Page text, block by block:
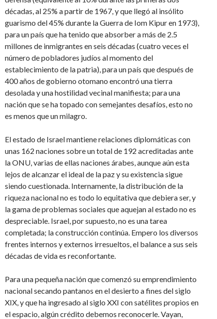
décadas, al 25% a partir de 1967, y que llegó al insólito
guarismo del 45% durante la Guerra de Iom Kipur en 1973),
para un país que ha tenido que absorber a más de 2.5
millones de inmigrantes en seis décadas (cuatro veces el
número de pobladores judíos al momento del
establecimiento de la patria), para un país que después de
400 años de gobierno otomano encontró una tierra
desolada y una hostilidad vecinal manifiesta; para una
nación que se ha topado con semejantes desafíos, esto no
es menos que un milagro.
El estado de Israel mantiene relaciones diplomáticas con
unas 162 naciones sobre un total de 192 acreditadas ante
la ONU, varias de ellas naciones árabes, aunque aún esta
lejos de alcanzar el ideal de la paz y su existencia sigue
siendo cuestionada. Internamente, la distribución de la
riqueza nacional no es todo lo equitativa que debiera ser, y
la gama de problemas sociales que aquejan al estado no es
despreciable. Israel, por supuesto, no es una tarea
completada; la construcción continúa. Empero los diversos
frentes internos y externos irresueltos, el balance a sus seis
décadas de vida es reconfortante.
Para una pequeña nación que comenzó su emprendimiento
nacional secando pantanos en el desierto a fines del siglo
XIX, y que ha ingresado al siglo XXI con satélites propios en
el espacio, algún crédito debemos reconocerle. Vayan,